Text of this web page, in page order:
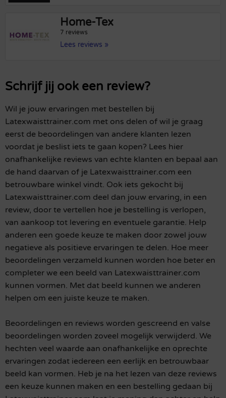
Home-Tex
7 reviews
Lees reviews »
Schrijf jij ook een review?
Wil je jouw ervaringen met bestellen bij
Latexwaisttrainer.com met ons delen of wil je graag
eerst de beoordelingen van andere klanten lezen
voordat je beslist iets te gaan kopen? Lees hier
onafhankelijke reviews van echte klanten en bepaal aan
de hand daarvan of je Latexwaisttrainer.com een
betrouwbare winkel vindt. Ook iets gekocht bij
Latexwaisttrainer.com deel dan jouw ervaring, in een
review, door te vertellen hoe je bestelling is verlopen,
van aankoop tot levering en eventuele garantie. Help
anderen een goede keuze te maken door zowel jouw
negatieve als positieve ervaringen te delen. Hoe meer
beoordelingen verzameld kunnen worden hoe beter en
completer we een beeld van Latexwaisttrainer.com
kunnen vormen. Met dat beeld kunnen we anderen
helpen om een juiste keuze te maken.
Beoordelingen en reviews worden gescreend en valse
beoordelingen worden zoveel mogelijk verwijderd. We
hechten veel waarde aan onafhankelijke en oprechte
ervaringen zodat iedereen een eerlijk en betrouwbaar
beeld kan vormen. Heb je na het lezen van deze reviews
een keuze kunnen maken en een bestelling gedaan bij